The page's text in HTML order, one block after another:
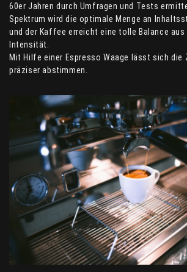
60er Jahren durch Umfragen und Tests
Spektrum wird die optimale Menge an
und der Kaffee erreicht eine tolle Balance aus
Intensität.
Mit Hilfe einer Espresso Waage lässt sich die
präziser abstimmen.